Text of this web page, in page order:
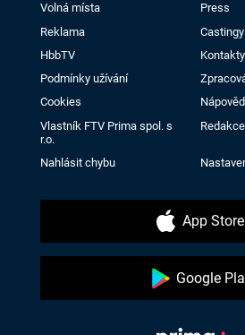
Volná místa
Press
Reklama
HbbTV
Kontakty
Podmínky užívání
Cookies
Vlastník FTV Prima spol. s
r.o.
Redakce
Nahlásit chybu
App Store
Google